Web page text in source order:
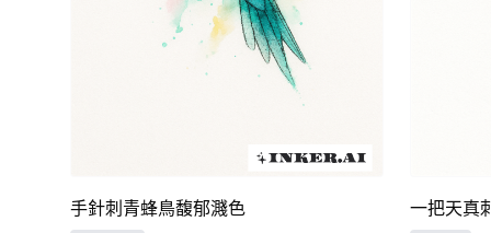
手針刺青蜂鳥馥郁濺色 一把天真